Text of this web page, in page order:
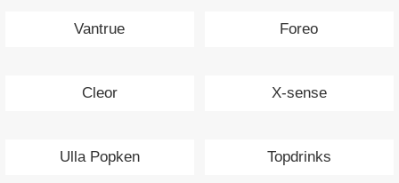
Vantrue Foreo
Cleor X-sense
Ulla Popken Topdrinks